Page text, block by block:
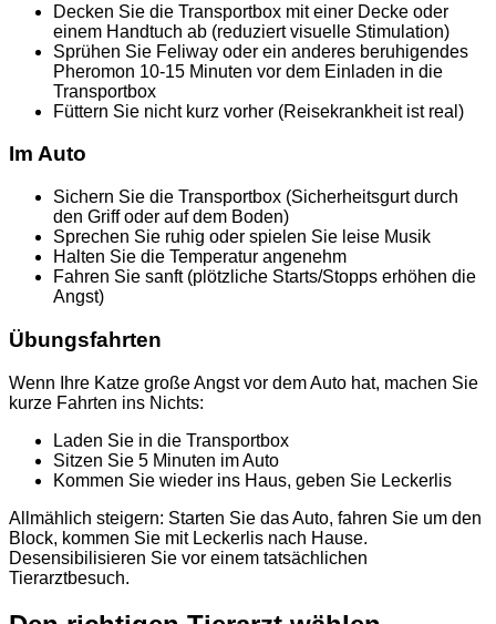
Decken Sie die Transportbox mit einer Decke oder
einem Handtuch ab (reduziert visuelle Stimulation)
Sprühen Sie Feliway oder ein anderes beruhigendes
Pheromon 10-15 Minuten vor dem Einladen in die
Transportbox
Füttern Sie nicht kurz vorher (Reisekrankheit ist real)
Im Auto
Sichern Sie die Transportbox (Sicherheitsgurt durch
den Griff oder auf dem Boden)
Sprechen Sie ruhig oder spielen Sie leise Musik
Halten Sie die Temperatur angenehm
Fahren Sie sanft (plötzliche Starts/Stopps erhöhen die
Angst)
Übungsfahrten
Wenn Ihre Katze große Angst vor dem Auto hat, machen Sie
kurze Fahrten ins Nichts:
Laden Sie in die Transportbox
Sitzen Sie 5 Minuten im Auto
Kommen Sie wieder ins Haus, geben Sie Leckerlis
Allmählich steigern: Starten Sie das Auto, fahren Sie um den
Block, kommen Sie mit Leckerlis nach Hause.
Desensibilisieren Sie vor einem tatsächlichen
Tierarztbesuch.